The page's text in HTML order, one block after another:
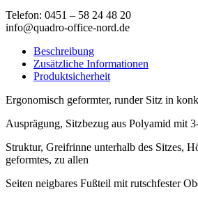
Telefon: 0451 – 58 24 48 20
info@quadro-office-nord.de
Beschreibung
Zusätzliche Informationen
Produktsicherheit
Ergonomisch geformter, runder Sitz in
Ausprägung, Sitzbezug aus Polyamid mit
Struktur, Greifrinne unterhalb des Sitzes,
geformtes, zu allen
Seiten neigbares Fußteil mit rutschfester